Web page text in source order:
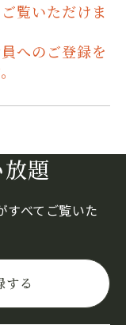
覧いただけま
へのご登録を
題
すべてご覧いた
する